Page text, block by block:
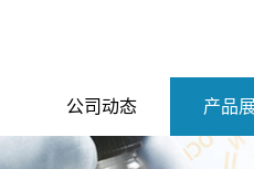
公司动态 产品